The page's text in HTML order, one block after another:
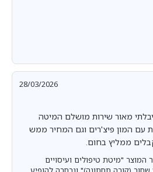
28/03/2026
מאור שירות מושלם המיטה
עם המון פיצ'רים וגם המחיר ממש
ממליץ בחום.
המוצר "מיטת טיפולים ועיסויים